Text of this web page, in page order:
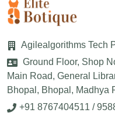
Agilealgorithms Tech
Ground Floor, Shop
Main Road, General
Bhopal, Bhopal, Madhya
+91 8767404511 /